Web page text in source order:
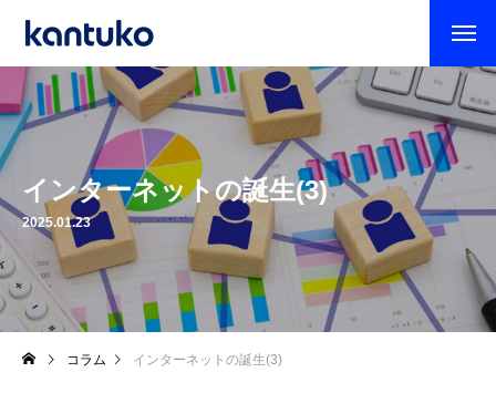
インターネットの誕生(3)
2025.01.23
コラム インターネットの誕生(3)